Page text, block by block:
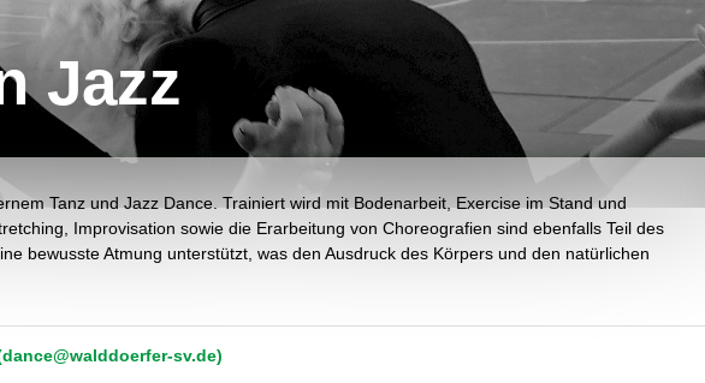
Jazz
Tanz und Jazz Dance. Trainiert wird mit Bodenarbeit, Exercise im Stand und
Improvisation sowie die Erarbeitung von Choreografien sind ebenfalls Teil des
bewusste Atmung unterstützt, was den Ausdruck des Körpers und den natürlichen
sv.de)